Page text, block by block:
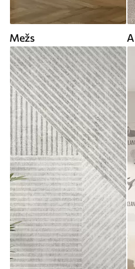
Mežs